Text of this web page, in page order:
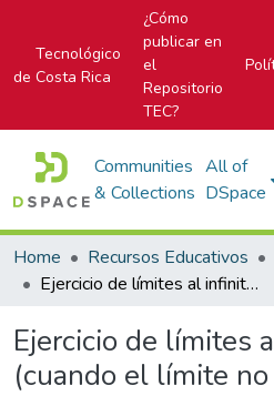
Tecnológico
de Costa Rica
¿Cómo
publicar en
el
Repositorio
TEC?
Communities
& Collections
All of
DSpace
Home Recursos Educativos
Ejercicio de límites al infinito (cuando el límite no existe)
Ejercicio de límites
(cuando el límite